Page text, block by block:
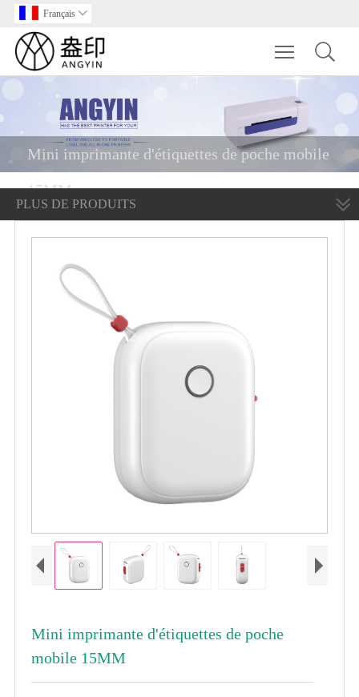
Français 
Toggle
Mini imprimante d'étiquettes de poche mobile
15MM
PLUS DE PRODUITS
Mini imprimante d'étiquettes de poche
mobile 15MM